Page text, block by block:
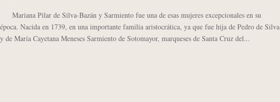
Mariana Pilar de Silva-Bazán y Sarmiento fue una de esas mujeres excepcionales en su
época. Nacida en 1739, en una importante familia aristocrática, ya que fue hija de Pedro de Silva
y de María Cayetana Meneses Sarmiento de Sotomayor, marqueses de Santa Cruz del...